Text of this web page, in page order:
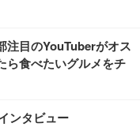
注目のYouTuberがオス
ら食べたいグルメをチ
ンタビュー